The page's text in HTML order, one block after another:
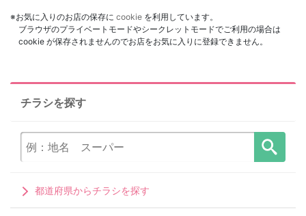
※お気に入りのお店の保存に cookie を利用しています。
ブラウザのプライベートモードやシークレットモードでご利用の場合は
cookie が保存されませんのでお店をお気に入りに登録できません。
チラシを探す
都道府県からチラシを探す